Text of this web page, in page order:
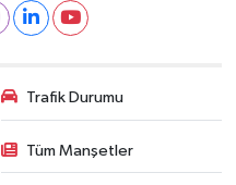
Trafik Durumu
Tüm Manşetler